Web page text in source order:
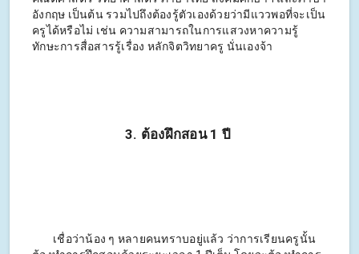
อังกฤษ เป็นต้น รวมไปถึงต้องรู้ตัวเองด้วยว่ามีแววพอที่จะเป็น
ครูได้หรือไม่ เช่น ความสามารถในการแสวงหาความรู้
ทักษะการสื่อสารรู้เรื่อง หลักจิตวิทยาครู นั่นเองจ้า
3. ต้องฝึกสอน 1 ปี
เชื่อว่าน้อง ๆ หลายคนทราบอยู่แล้ว ว่าการเรียนครูนั้น